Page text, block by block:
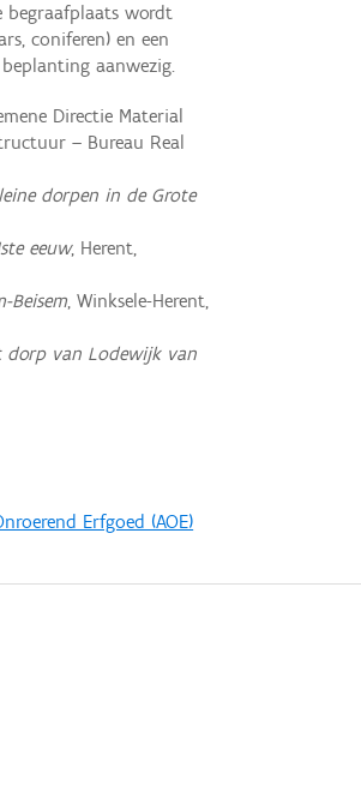
begraafplaats wordt
coniferen) en een
aanwezig.
Directie Material
– Bureau Real
dorpen in de Grote
eeuw, Herent,
Beisem, Winksele-Herent,
dorp van Lodewijk van
Erfgoed (AOE)